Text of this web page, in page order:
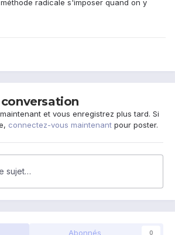
radicale s'imposer quand on y
et vous enregistrez plus tard. Si
connectez-vous maintenant pour poster.
sujet…
Abonnés 0